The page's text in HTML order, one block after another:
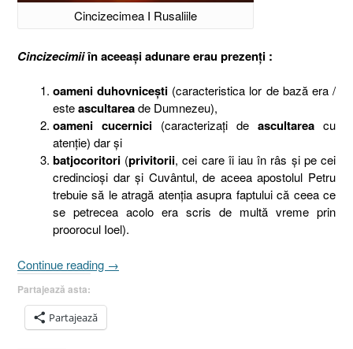
Cincizecimea I Rusaliile
Cincizecimiiîn aceeaşi adunare erau prezenţi :
oameni duhovniceşti (caracteristica lor de bază era /
esteascultareade Dumnezeu),
oameni cucernici (caracterizaţi de ascultarea cu
atenţie) dar şi
batjocoritori (privitorii, cei care îi iau în râs şi pe cei
credincioşi dar şi Cuvântul, de aceea apostolul Petru
trebuie să le atragă atenţia asupra faptului că ceea ce
se petrecea acolo era scris de multă vreme prin
proorocul Ioel).
Continue reading „În
Rusaliile
→
Partajează asta:
Partajează